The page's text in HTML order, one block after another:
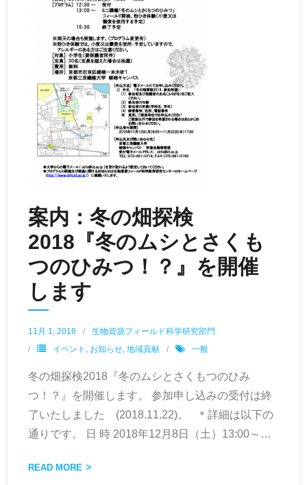
案内：冬の畑探検
2018『冬のムシとさくも
つのひみつ！？』を開催
します
11月 1, 2018
生物資源フィールド科学研究部門
イベント , お知らせ, 地域貢献 一般
冬の畑探検2018『冬のムシとさくもつのひみ
つ！？』を開催します。 参加申し込みの受付は終
了いたしました (2018.11.22)。 ＊詳細は以下の
通りです。 日 時 2018年12月8日（土）13:00～ …
READ MORE